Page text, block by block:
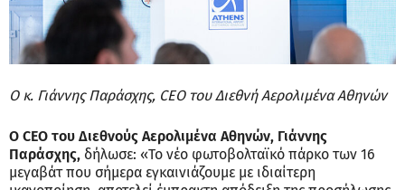
Ο κ. Γιάννης Παράσχης, CEO του Διεθνή Αερολιμένα Αθηνών
Ο CEO του Διεθνούς Αερολιμένα Αθηνών, Γιάννης
Παράσχης, δήλωσε: «Το νέο φωτοβολταϊκό πάρκο των 16
μεγαβάτ που σήμερα εγκαινιάζουμε με ιδιαίτερη